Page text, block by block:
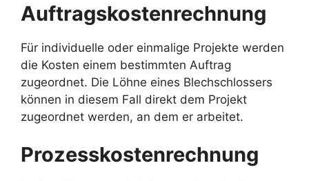
Auftragskostenrechnung
Für individuelle oder einmalige Projekte werden
die Kosten einem bestimmten Auftrag
zugeordnet. Die Löhne eines Blechschlossers
können in diesem Fall direkt dem Projekt
zugeordnet werden, an dem er arbeitet.
Prozesskostenrechnung